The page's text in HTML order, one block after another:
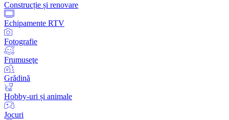
Construcție și renovare
Echipamente RTV
Fotografie
Frumuseţe
Grădină
Hobby-uri și animale
Jocuri